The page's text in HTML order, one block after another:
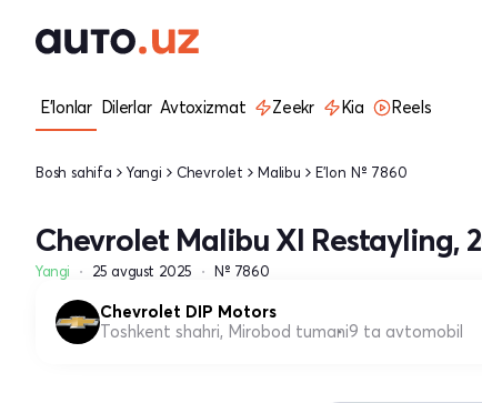
E'lonlar Dilerlar Avtoxizmat Zeekr Kia Reels
Bosh sahifa Yangi Chevrolet Malibu E'lon № 7860
Chevrolet Malibu XI Restayling,
Yangi 25 avgust 2025 № 7860
Chevrolet DIP Motors
Toshkent shahri, Mirobod tumani9 ta avtomobil